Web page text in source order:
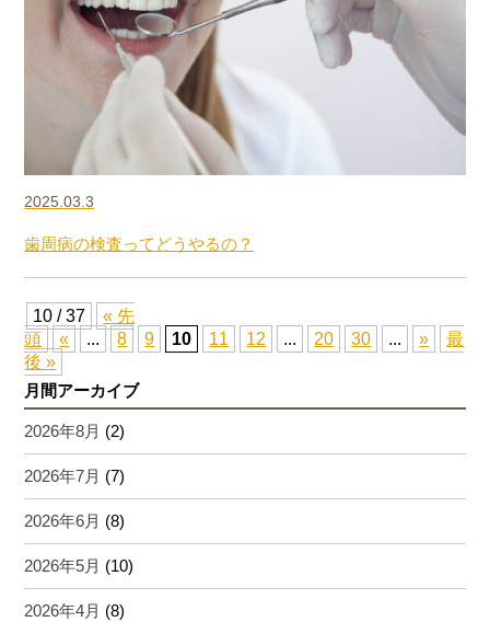
2025.03.3
歯周病の検査ってどうやるの？
10 / 37
« 先
頭
« ... 8 9 10 11 12 ... 20 30 ... »
最
後 »
月間アーカイブ
2026年8月 (2)
2026年7月 (7)
2026年6月 (8)
2026年5月 (10)
2026年4月 (8)